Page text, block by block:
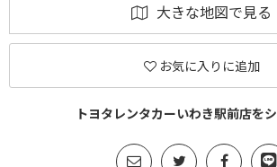
大きな地図で見る
お気に入りに追加
トヨタレンタカーいわき駅前店を